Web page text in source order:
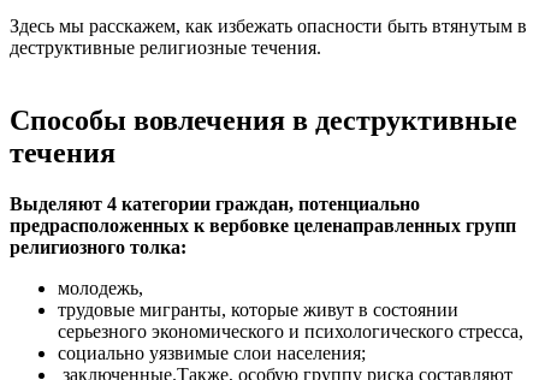
Здесь мы расскажем, как избежать опасности быть втянутым в
деструктивные религиозные течения.
Способы вовлечения в деструктивные
течения
Выделяют 4 категории граждан, потенциально
предрасположенных к вербовке целенаправленных групп
религиозного толка:
молодежь,
трудовые мигранты, которые живут в состоянии
серьезного экономического и психологического стресса,
социально уязвимые слои населения;
заключенные.Также, особую группу риска составляют